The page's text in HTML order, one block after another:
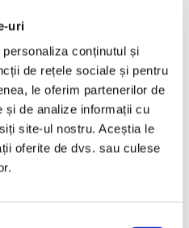
uri
conținutul și
de rețele sociale și pentru
le oferim partenerilor de
și de analize informații cu
site-ul nostru. Aceștia le
oferite de dvs. sau culese
Selman și
participanți